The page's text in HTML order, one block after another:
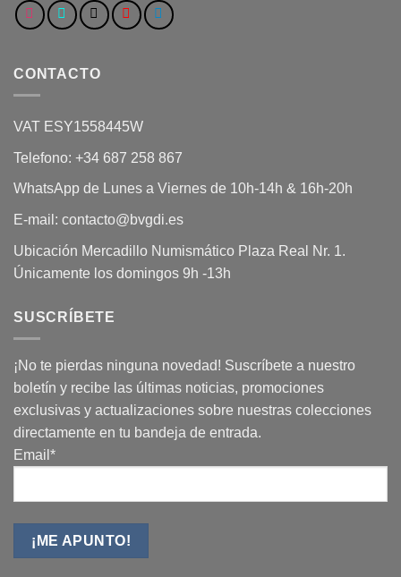
CONTACTO
VAT ESY1558445W
Telefono: +34 687 258 867
WhatsApp de Lunes a Viernes de 10h-14h & 16h-20h
E-mail: contacto@bvgdi.es
Ubicación Mercadillo Numismático Plaza Real Nr. 1.
Únicamente los domingos 9h -13h
SUSCRÍBETE
¡No te pierdas ninguna novedad! Suscríbete a nuestro
boletín y recibe las últimas noticias, promociones
exclusivas y actualizaciones sobre nuestras colecciones
directamente en tu bandeja de entrada.
Email*